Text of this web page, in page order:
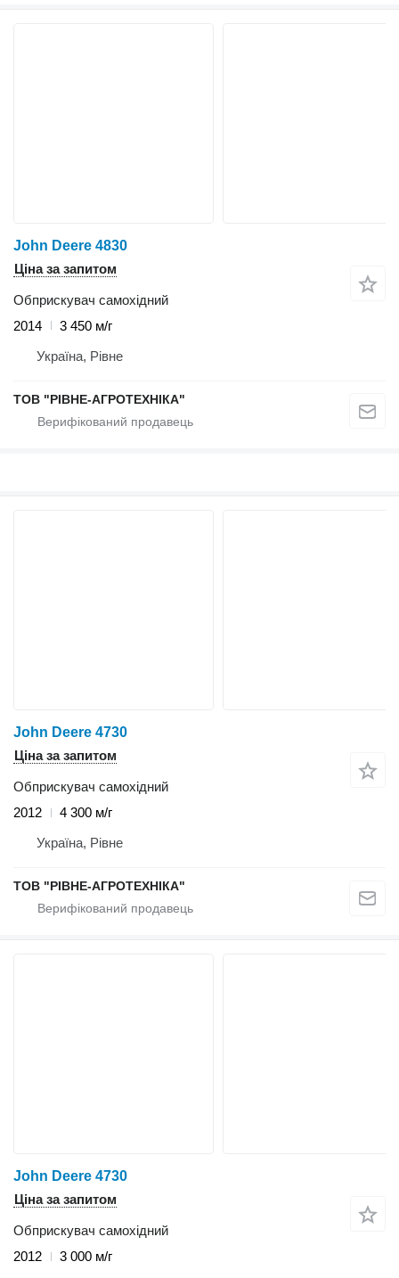
John Deere 4830
Ціна за запитом
Обприскувач самохідний
2014
3 450 м/г
Україна, Рівне
ТОВ "РІВНЕ-АГРОТЕХНІКА"
John Deere 4730
Ціна за запитом
Обприскувач самохідний
2012
4 300 м/г
Україна, Рівне
ТОВ "РІВНЕ-АГРОТЕХНІКА"
John Deere 4730
Ціна за запитом
Обприскувач самохідний
2012
3 000 м/г